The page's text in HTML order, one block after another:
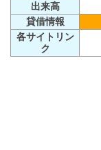
出来高
貸借情報
各サイトリン
ク